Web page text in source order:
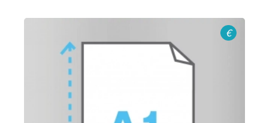
€